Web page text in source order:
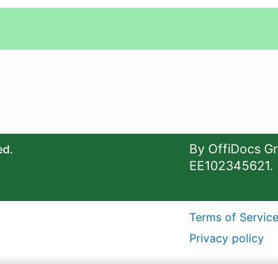
By OffiDocs
EE102345621.
Terms of Service
Privacy policy